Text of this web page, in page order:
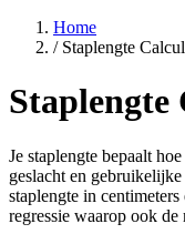
Home
/ Staplengte
Je staplengte bepaalt
geslacht en
staplengte in
regressie waarop ook de